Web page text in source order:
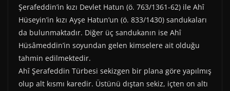
Şerafeddin’in kızı Devlet Hatun (ö. 763/1361-62) ile Ahî
Hüseyin’in kızı Ayşe Hatun’un (ö. 833/1430) sandukaları
da bulunmaktadır. Diğer üç sandukanın ise Ahî
Hüsâmeddin’in soyundan gelen kimselere ait olduğu
tahmin edilmektedir.
Ahî Şerafeddin Türbesi sekizgen bir plana göre yapılmış
olup alt kısmı karedir. Üstünü dıştan sekiz, içten on altı